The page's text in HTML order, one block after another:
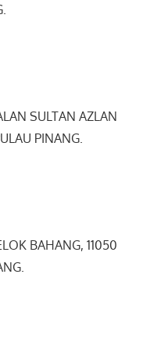
SULTAN AZLAN
PINANG.
BAHANG, 11050